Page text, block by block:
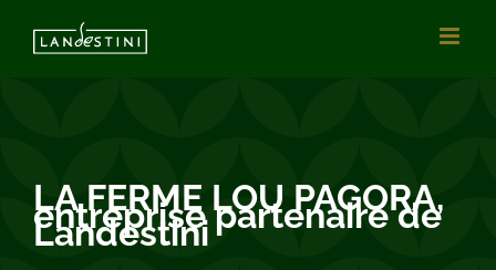
LA FERME LOU PAGORA,
entreprise partenaire de
Landestini